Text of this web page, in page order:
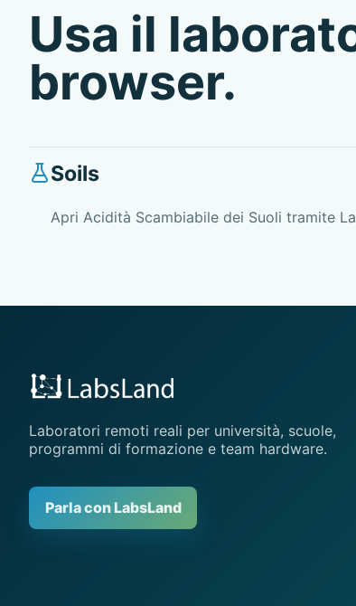
Usa il
browser.
Soils
Apri Acidità Scambiabile dei Suoli tramite
Laboratori remoti reali per università, scuole,
programmi di formazione e team hardware.
Parla con LabsLand